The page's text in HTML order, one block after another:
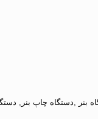
بنر ,دستگاه چاپ بنر,